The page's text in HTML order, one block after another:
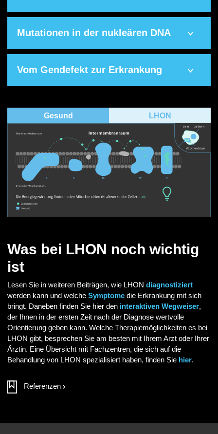
Mutationen in der nukleären DNA
Vom Gendefekt zur Erkrankung
Gesund LHON
Was bei LHON noch wichtig
ist
Lesen Sie in weiteren Beiträgen, wie LHON diagnostiziert
werden kann und welche Symptome die Erkrankung mit sich
bringt. Daneben finden Sie hier den interaktiven Wegweiser,
der Ihnen in der ersten Zeit nach der Diagnose wertvolle
Orientierung geben kann. Welche Therapiemöglichkeiten es bei
LHON gibt, besprechen Sie am besten mit Ihrem Arzt oder Ihrer
Ärztin. Eine Übersicht mit Fachzentren, die sich auf die
Behandlung von LHON spezialisiert haben, finden Sie hier.
Referenzen